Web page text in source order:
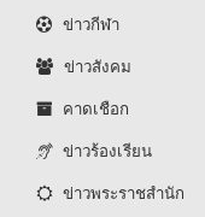
ข่าวกีฬา
ข่าวสังคม
คาดเชือก
ข่าวร้องเรียน
ข่าวพระราชสำนัก